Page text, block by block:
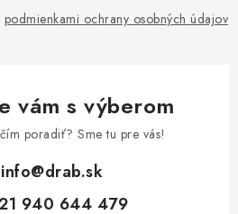
podmienkami ochrany osobných údajov
vám s výberom
poradiť? Sme tu pre vás!
info@drab.sk
940 644 479